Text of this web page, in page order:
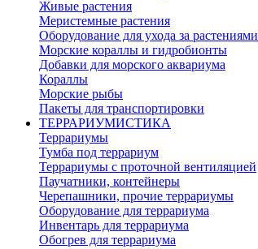
Живые растения
Меристемные растения
Оборудование для ухода за растениями
Морские кораллы и гидробионты
Добавки для морского аквариума
Кораллы
Морские рыбы
Пакеты для транспортировки
ТЕРРАРИУМИСТИКА
Террариумы
Тумба под террариум
Террариумы с проточной вентиляцией
Паучатники, контейнеры
Черепашники, прочие террариумы
Оборудование для террариума
Инвентарь для террариума
Обогрев для террариума